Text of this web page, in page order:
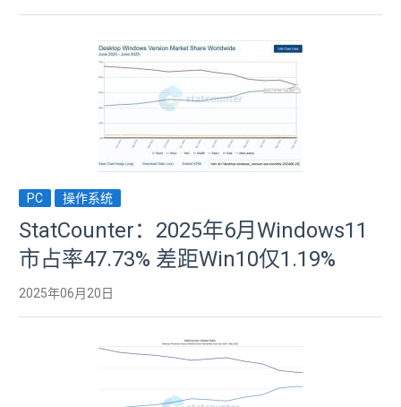
PC 操作系统
StatCounter：2025年6月Windows11
市占率47.73% 差距Win10仅1.19%
2025年06月20日